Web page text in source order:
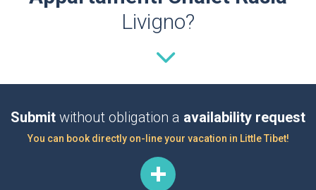
Livigno?
Submit without obligation a availability request
You can book directly on-line your vacation in Little Tibet!